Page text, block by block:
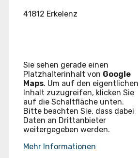
41812 Erkelenz
Sie sehen gerade einen
Platzhalterinhalt von Google
Maps. Um auf den eigentlichen
Inhalt zuzugreifen, klicken Sie
auf die Schaltfläche unten.
Bitte beachten Sie, dass dabei
Daten an Drittanbieter
weitergegeben werden.
Mehr Informationen